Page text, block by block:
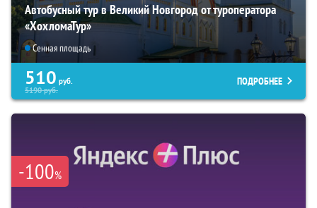
Автобусный тур в Великий Новгород от туроператора
«ХохломаТур»
Сенная площадь
510 руб.
5190руб.
ПОДРОБНЕЕ
-100%